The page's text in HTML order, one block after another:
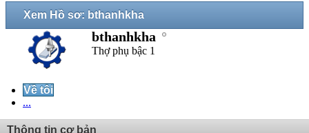
Xem Hồ sơ: bthanhkha
bthanhkha
Thợ phụ bậc 1
Về tôi
...
Thông tin cơ bản